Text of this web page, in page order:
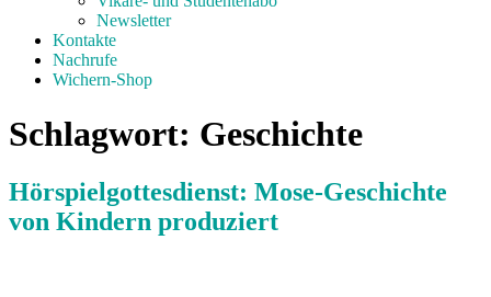
Newsletter
Kontakte
Nachrufe
Wichern-Shop
Schlagwort: Geschichte
Hörspielgottesdienst: Mose-Geschichte
von Kindern produziert